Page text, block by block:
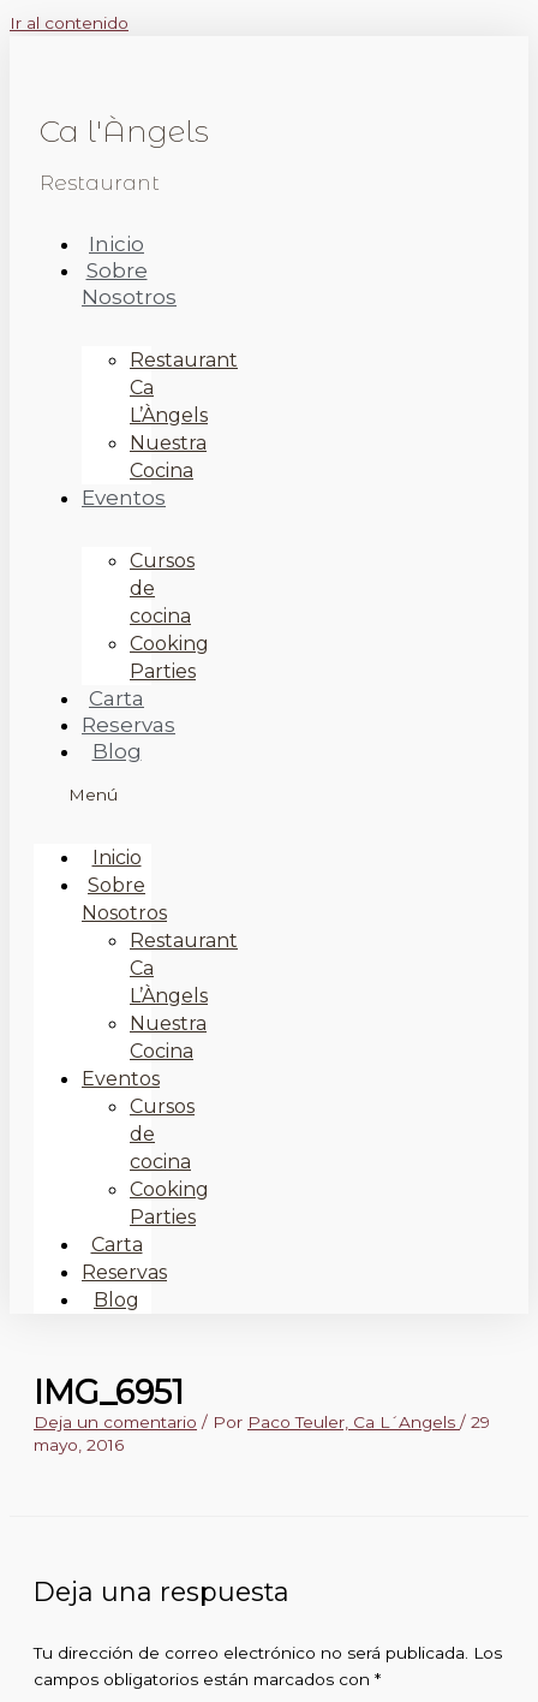
Ir al contenido
Ca l'Àngels
Restaurant
Inicio
Sobre
Nosotros
Restaurant
Ca
L’Àngels
Nuestra
Cocina
Eventos
Cursos
de
cocina
Cooking
Parties
Carta
Reservas
Blog
Menú
Inicio
Sobre
Nosotros
Restaurant
Ca
L’Àngels
Nuestra
Cocina
Eventos
Cursos
de
cocina
Cooking
Parties
Carta
Reservas
Blog
IMG_6951
Deja un comentario / Por Paco Teuler, Ca L´Angels / 29
mayo, 2016
Deja una respuesta
Tu dirección de correo electrónico no será publicada.
Los
campos obligatorios están marcados con *